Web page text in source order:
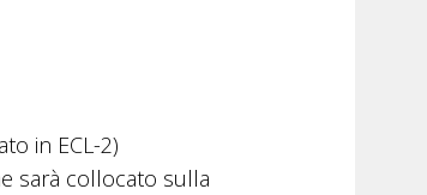
in ECL-2)
sarà collocato sulla